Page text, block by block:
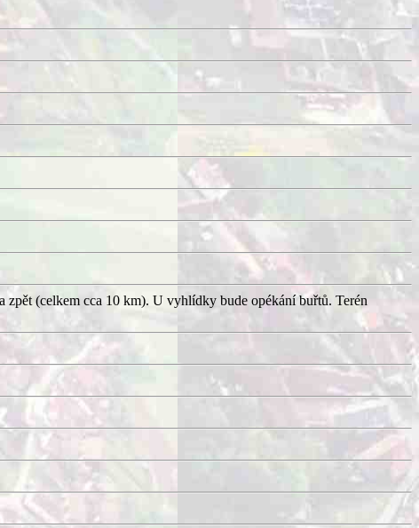
(celkem cca 10 km). U vyhlídky bude opékání buřtů. Terén